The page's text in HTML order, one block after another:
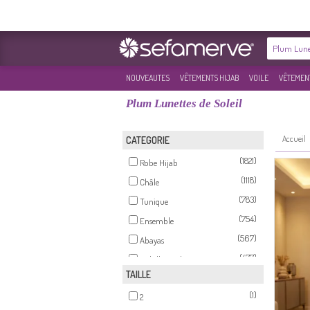
NOUVEAUTES VÊTEMENTS HIJAB VOILE
Plum Lunettes de Soleil
CATEGORIE
Robe Hijab
(1821)
Châle
(1118)
Tunique
(783)
Ensemble
(754)
Abayas
(567)
Habillé Hijab
(477)
Jupe
Pantalon
(219)
TAILLE
2
(1)
Accueil